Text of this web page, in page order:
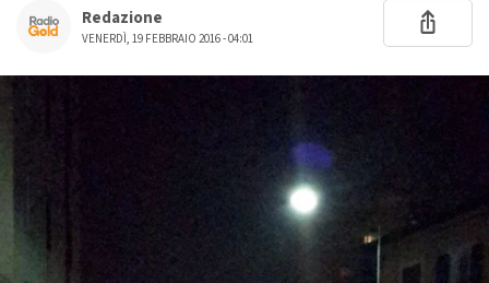
Redazione
VENERDÌ, 19 FEBBRAIO 2016 - 04:01